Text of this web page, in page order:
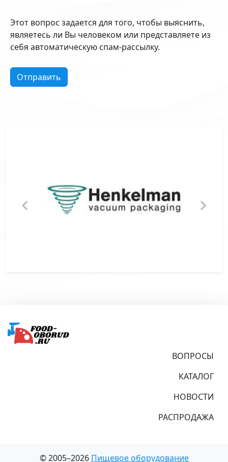
Этот вопрос задается для того, чтобы выяснить,
являетесь ли Вы человеком или представляете из
себя автоматическую спам-рассылку.
ВОПРОСЫ
КАТАЛОГ
НОВОСТИ
РАСПРОДАЖА
© 2005–2026 Пищевое оборудование